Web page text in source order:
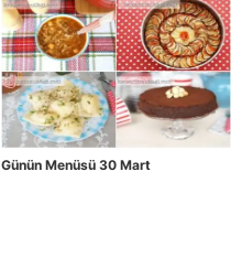
Günün Menüsü 30 Mart